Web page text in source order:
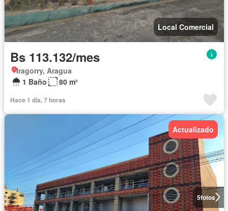
Local Comercial
Bs 113.132/mes
Iragorry, Aragua
1 Baño
80 m²
Hace 1 día, 7 horas
5fotos
Actualizado